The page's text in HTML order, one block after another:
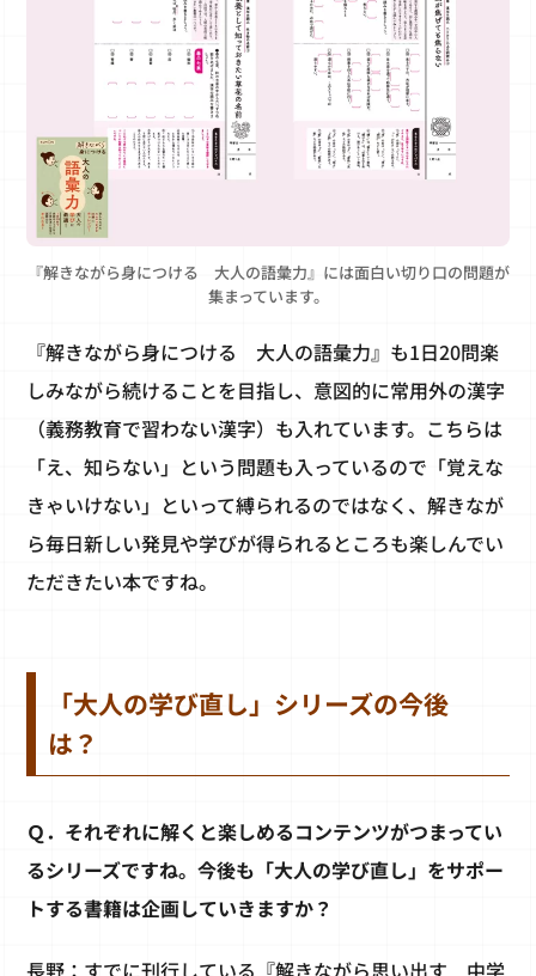
『解きながら身につける 大人の語彙力』には面白い切り口の問題が
集まっています。
『解きながら身につける 大人の語彙力』も1日20問楽
しみながら続けることを目指し、意図的に常用外の漢字
（義務教育で習わない漢字）も入れています。こちらは
「え、知らない」という問題も入っているので「覚えな
きゃいけない」といって縛られるのではなく、解きなが
ら毎日新しい発見や学びが得られるところも楽しんでい
ただきたい本ですね。
「大人の学び直し」シリーズの今後
は？
Ｑ．それぞれに解くと楽しめるコンテンツがつまってい
るシリーズですね。今後も「大人の学び直し」をサポー
トする書籍は企画していきますか？
長野：すでに刊行している『解きながら思い出す 中学